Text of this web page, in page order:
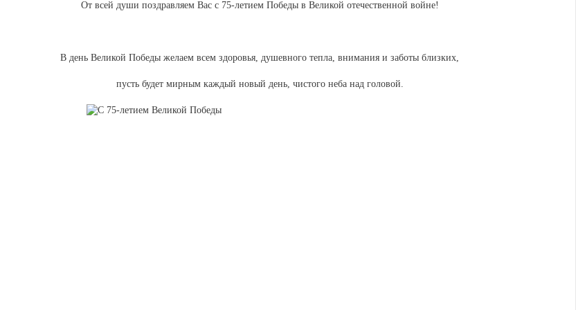
От всей души поздравляем Вас с 75-летием Победы в Великой отечественной войне!
В день Великой Победы желаем всем здоровья, душевного тепла, внимания и заботы близких,
пусть будет мирным каждый новый день, чистого неба над головой.